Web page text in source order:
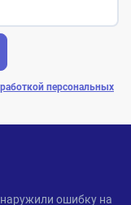
персональных
ошибку на